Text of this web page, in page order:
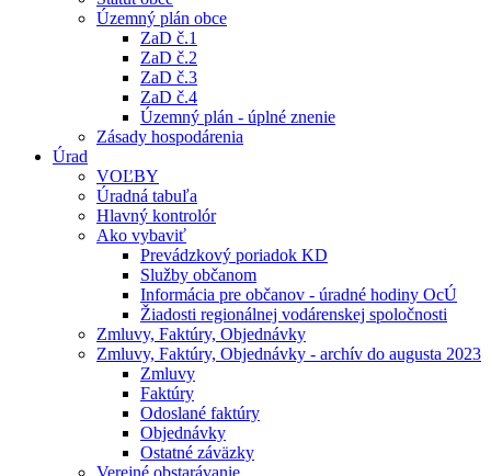
Územný plán obce
ZaD č.1
ZaD č.2
ZaD č.3
ZaD č.4
Územný plán - úplné znenie
Zásady hospodárenia
Úrad
VOĽBY
Úradná tabuľa
Hlavný kontrolór
Ako vybaviť
Prevádzkový poriadok KD
Služby občanom
Informácia pre občanov - úradné hodiny OcÚ
Žiadosti regionálnej vodárenskej spoločnosti
Zmluvy, Faktúry, Objednávky
Zmluvy, Faktúry, Objednávky - archív do augusta 2023
Zmluvy
Faktúry
Odoslané faktúry
Objednávky
Ostatné záväzky
Verejné obstarávanie